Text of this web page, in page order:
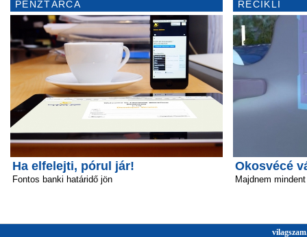
PÉNZTÁRCA
Ha elfelejti, pórul jár!
Fontos banki határidő jön
RECIKLI
Okosvécé
Majdnem